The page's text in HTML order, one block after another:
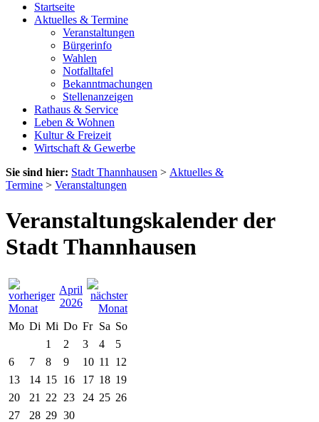
Startseite
Aktuelles & Termine
Veranstaltungen
Bürgerinfo
Wahlen
Notfalltafel
Bekanntmachungen
Stellenanzeigen
Rathaus & Service
Leben & Wohnen
Kultur & Freizeit
Wirtschaft & Gewerbe
Sie sind hier: Stadt Thannhausen > Aktuelles &
Termine > Veranstaltungen
Veranstaltungskalender der
Stadt Thannhausen
April
2026
Mo Di Mi Do Fr Sa So
1
2 3 4
5
6
7 8 9 10 11
12
13
14 15 16 17 18 19
20
21 22 23 24 25 26
27
28 29 30